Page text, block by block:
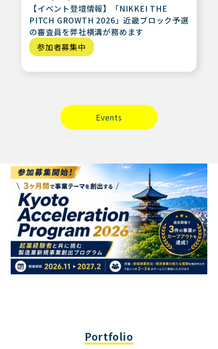
【イベント登壇情報】「NIKKEI THE
PITCH GROWTH 2026」近畿ブロック予選
の審査員を弊社横溝が務めます
参加者募集中
Events
Portfolio